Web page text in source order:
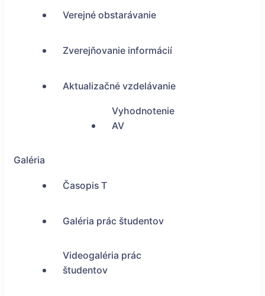
Verejné obstarávanie
Zverejňovanie informácií
Aktualizačné vzdelávanie
Vyhodnotenie
AV
Galéria
Časopis T
Galéria prác študentov
Videogaléria prác
študentov